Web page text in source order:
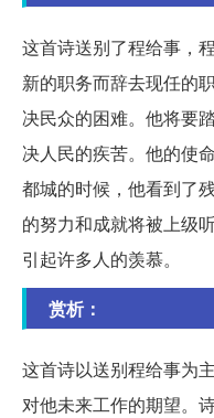
这首诗送别了程给事，
新的职务而辞去现任的
决民众的困难。他将要
决人民的疾苦。他的使
都城的时候，他看到了
的努力和成就将被上级
引起许多人的羡慕。
赏析：
这首诗以送别程给事为
对他未来工作的期望。